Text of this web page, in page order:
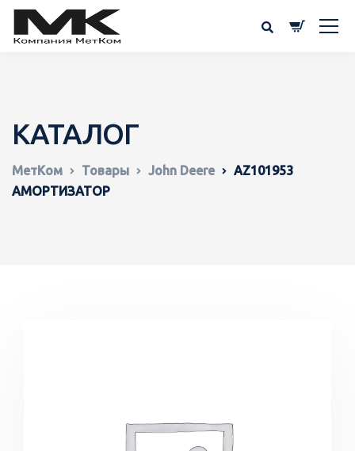
КАТАЛОГ
МетКом Товары John Deere
AZ101953
АМОРТИЗАТОР